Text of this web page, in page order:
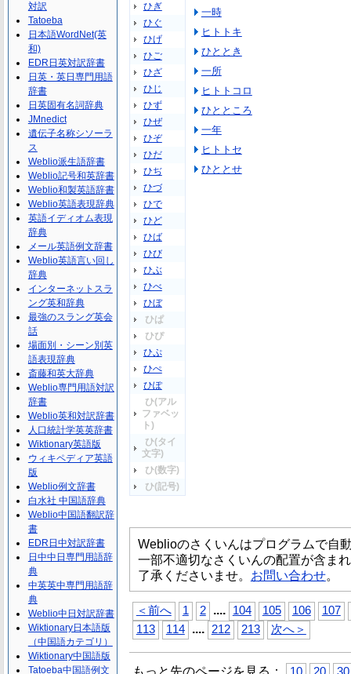
ひぎ
ひぐ
ひげ
ひご
ひざ
ひじ
ひず
ひぜ
ひぞ
ひだ
ひぢ
ひづ
ひで
ひど
ひば
ひび
ひぶ
ひべ
ひぼ
ひぱ
ひぴ
ひぷ
ひぺ
ひぽ
ひ(アル
ファベッ
ト)
ひ(タイ
文字)
ひ(数字)
ひ(記号)
一時
ヒトトキ
ひととき
一所
ヒトトコロ
ひとところ
一年
ヒトトセ
ひととせ
Weblioのさくいんはプログラムで自
一部不適切なさくいんの配置が含ま
了承くださいませ。 お問い合わせ。
＜前へ 1 2 .... 104 105 106
107
113
114 .... 212 213 次へ＞
もっと先のページを見る：
対訳
Tatoeba
日本語WordNet(英
和)
EDR日英対訳辞書
日英・英日専門用語
辞書
日英固有名詞辞典
JMnedict
遺伝子名称シソーラ
ス
Weblio派生語辞書
Weblio記号和英辞書
Weblio和製英語辞書
Weblio英語表現辞典
英語イディオム表現
辞典
メール英語例文辞書
Weblio英語言い回し
辞典
インターネットスラ
ング英和辞典
最強のスラング英会
話
場面別・シーン別英
語表現辞典
斎藤和英大辞典
Weblio専門用語対訳
辞書
Weblio英和対訳辞書
人口統計学英英辞書
Wiktionary英語版
ウィキペディア英語
版
Weblio例文辞書
白水社 中国語辞典
Weblio中国語翻訳辞
書
EDR日中対訳辞書
日中中日専門用語辞
典
中英英中専門用語辞
典
Weblio中日対訳辞書
Wiktionary日本語版
（中国語カテゴリ）
Wiktionary中国語版
Tatoeba中国語例文